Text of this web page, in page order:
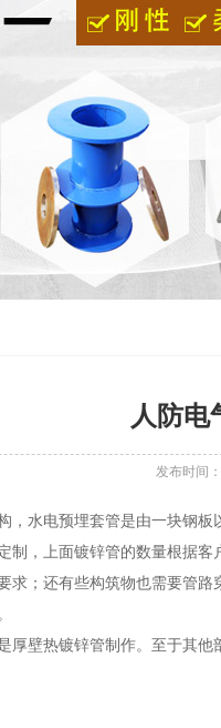
人防电
发布时间
，水电预埋套管是由一块钢
制，上面镀锌管的数量根据
求；还有些构筑物也需要管
厚壁热镀锌管制作。至于其